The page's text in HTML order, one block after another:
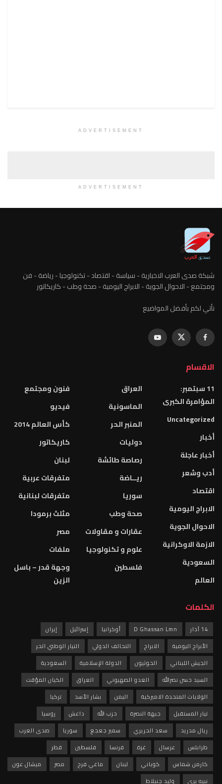
ADVERTISEMENT
ADVERTISEMENT
شبكة صدى العرب الاخبارية - سياسة - اقتصاد - تكنولوجيا - رياضة - فن
ومجتمع - الاحوال الجوية - الابراج اليومية - صحة وطب - كاريكاتور
نأتي لكم بأفضل المواضيع
الاقسام
11 سبتمبر:
المؤامرة الكبرى
Uncategorized
أخبار
أخبار عاجلة
أدب وشعر
اقتصاد
الابراج اليومية
الاحوال الجوية
الازمة الاوكرانية
السعودية
العالم
العراق
الماسونية
المنبر الحر
دوليات
رصاصة طائشة
ريــاضة
سوريا
صحة وطب
عقارات و مقاولات
علوم و تكنولوجيا
فلسطين
فنون ومجتمع
فيديو
كأس العالم 2014
كاريكاتور
لبنان
متفرقات عربية
متفرقات لبنانية
مثلث برمودا
مصر
ملفات
وجهة قدر – باسل
الزين
الكلمات
14 آذار D Ghassan Lmn أوكرانيا إسرائيل
إيران
الأبراج اليومية
الابراج التحالف الدولي
التيار الوطني الحر
الجيش اللبناني
الحوثيون الدولة الإسلامية
السعودية
السيد حسن نصرالله
العدو الصهيوني العراق
الكيان المؤقت
الولايات المتحدة الاميركية
اليمن بشار الأسد
تركيا
تيار المستقبل
جبهة النصرة حزب الله داعش
روسيا
ريال مدريد
سعد الحريري سمير جعجع سوريا
صدى العرب
طرابلس
عرسال غزة فرنسا فلسطين
قطر
كارمن شماس
كوباني لبنان ماغي فرح مصر
ميشال عون
نبيه بري
وليد جنبلاط